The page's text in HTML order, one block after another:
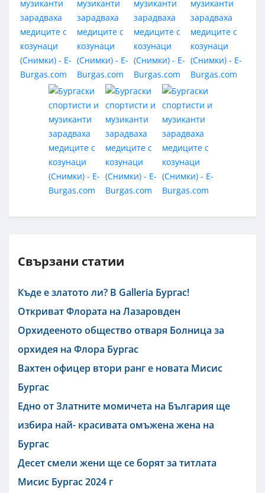
Свързани статии
Къде е златото ли? В Galleria Бургас!
Откриват Флората на Лазаровден
Орхидееното общество отваря Болница за
орхидея на Флора Бургас
Вахтен офицер втори ранг е новата Мисис
Бургас
Едно от Златните момичета на България ще
избира най- красивата омъжена жена на
Бургас
Десет смели жени ще се борят за титлата
Мисис Бургас 2024 г